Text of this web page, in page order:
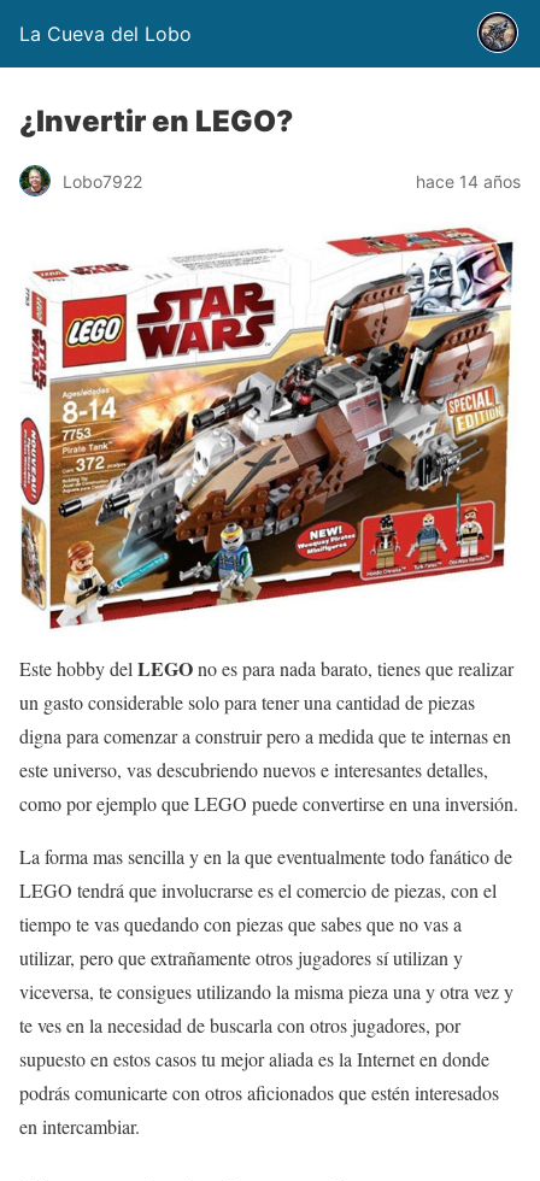
La Cueva del Lobo
¿Invertir en LEGO?
Lobo7922 hace 14 años
Este hobby del LEGOno es para nada barato, tienes que realizar
un gasto considerable solo para tener una cantidad de piezas
digna para comenzar a construir pero a medida que te internas en
este universo, vas descubriendo nuevos e interesantes detalles,
como por ejemplo que LEGO puede convertirse en una inversión.
La forma mas sencilla y en la que eventualmente todo fanático de
LEGO tendrá que involucrarse es el comercio de piezas, con el
tiempo te vas quedando con piezas que sabes que no vas a
utilizar, pero que extrañamente otros jugadores sí utilizan y
viceversa, te consigues utilizando la misma pieza una y otra vez y
te ves en la necesidad de buscarla con otros jugadores, por
supuesto en estos casos tu mejor aliada es la Internet en donde
podrás comunicarte con otros aficionados que estén interesados
en intercambiar.